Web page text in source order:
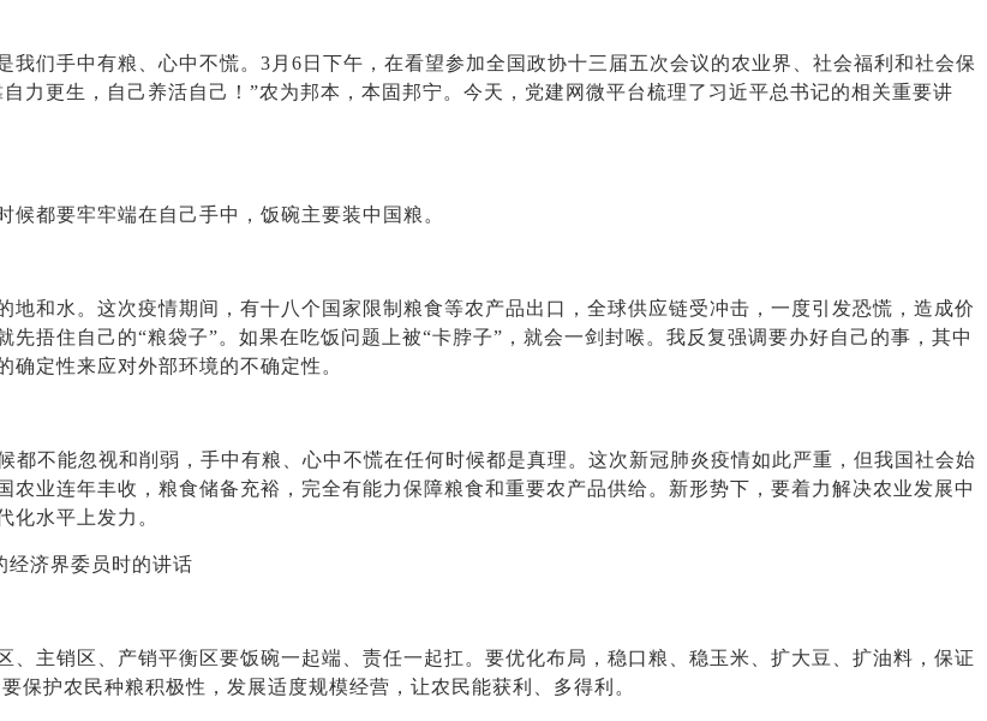
手中有粮、心中不慌。3月6日下午，在看望参加全国政协十三届五次会议的农业界、社会福利和社会保
力更生，自己养活自己！”农为邦本，本固邦宁。今天，党建网微平台梳理了习近平总书记的相关重要讲
都要牢牢端在自己手中，饭碗主要装中国粮。
水。这次疫情期间，有十八个国家限制粮食等农产品出口，全球供应链受冲击，一度引发恐慌，造成价
捂住自己的“粮袋子”。如果在吃饭问题上被“卡脖子”，就会一剑封喉。我反复强调要办好自己的事，其中
定性来应对外部环境的不确定性。
不能忽视和削弱，手中有粮、心中不慌在任何时候都是真理。这次新冠肺炎疫情如此严重，但我国社会始
业连年丰收，粮食储备充裕，完全有能力保障粮食和重要农产品供给。新形势下，要着力解决农业发展中
化水平上发力。
济界委员时的讲话
销区、产销平衡区要饭碗一起端、责任一起扛。要优化布局，稳口粮、稳玉米、扩大豆、扩油料，保证
护农民种粮积极性，发展适度规模经营，让农民能获利、多得利。